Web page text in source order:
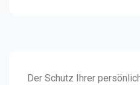
Der Schutz Ihrer